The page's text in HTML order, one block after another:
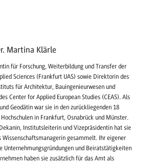
Martina Klärle
für Forschung, Weiterbildung und Transfer der
Sciences (Frankfurt UAS) sowie Direktorin des
für Architektur, Bauingenieurwesen und
Center for Applied European Studies (CEAS). Als
Geodätin war sie in den zurückliegenden 18
in Frankfurt, Osnabrück und Münster.
Institutsleiterin und Vizepräsidentin hat sie
gesammelt. Ihr eigener
Unternehmungsgründungen und Beiratstätigkeiten
haben sie zusätzlich für das Amt als